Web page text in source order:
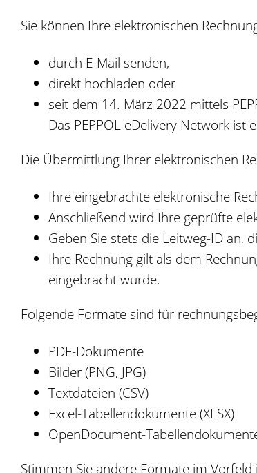
Sie können Ihre elektronischen
durch E-Mail senden,
direkt hochladen oder
seit dem 14. März 2022 mittels
Das PEPPOL eDelivery Network
Die Übermittlung Ihrer elektronischen
Ihre eingebrachte elektronische
Anschließend wird Ihre geprüfte
Geben Sie stets die Leitweg-ID an,
Ihre Rechnung gilt als dem
eingebracht wurde.
Folgende Formate sind für
PDF-Dokumente
Bilder (PNG, JPG)
Textdateien (CSV)
Excel-Tabellendokumente (XLSX)
OpenDocument-
Stimmen Sie andere Formate im